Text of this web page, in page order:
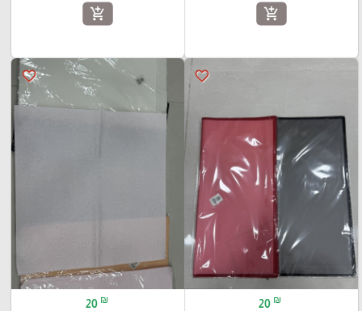
add_shopping_cart
add_shopping_cart
favorite_border
20 ₪
favorite_border
20 ₪